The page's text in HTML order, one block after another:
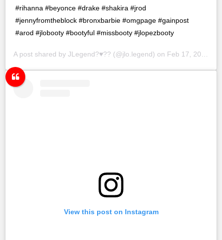
#rihanna #beyonce #drake #shakira #jrod
#jennyfromtheblock #bronxbarbie #omgpage #gainpost
#arod #jlobooty #bootyful #missbooty #jlopezbooty
A post shared by JLegend?♥️?? (@jlo.legend) on Feb 17, 2019 at 11:59am PST
View this post on Instagram